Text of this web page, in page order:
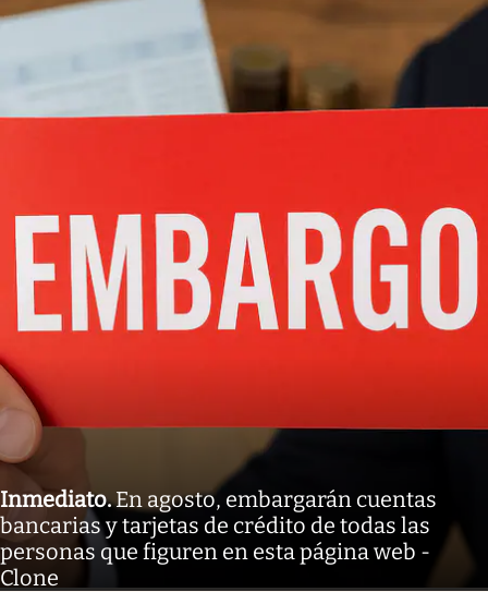
Inmediato.En agosto, embargarán cuentas
bancarias y tarjetas de crédito de todas las
personas que figuren en esta página web -
Clone